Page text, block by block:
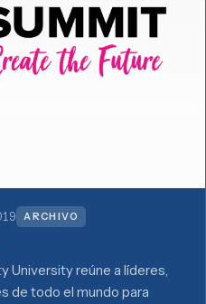
ARCHIVO
University reúne a líderes,
de todo el mundo para